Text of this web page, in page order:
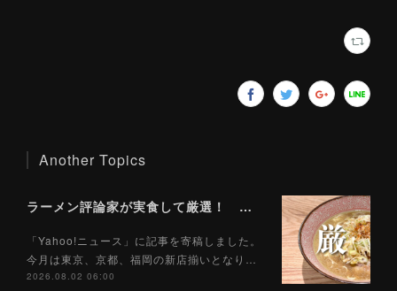
Another Topics
ラーメン評論家が実食して厳選！ 「いま絶対に食べるべきラーメン」ベスト５！【2026年８月】（ Yahoo!ニュース）8/2
「Yahoo!ニュース」に記事を寄稿しました。
今月は東京、京都、福岡の新店揃いとなり…
2026.08.02 06:00